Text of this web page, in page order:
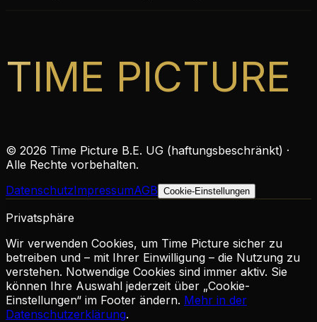
TIME PICTURE
© 2026 Time Picture B.E. UG (haftungsbeschränkt) ·
Alle Rechte vorbehalten.
DatenschutzImpressumAGB Cookie-Einstellungen
Privatsphäre
Wir verwenden Cookies, um Time Picture sicher zu
betreiben und – mit Ihrer Einwilligung – die Nutzung zu
verstehen. Notwendige Cookies sind immer aktiv. Sie
können Ihre Auswahl jederzeit über „Cookie-
Einstellungen“ im Footer ändern. Mehr in der
Datenschutzerklärung.